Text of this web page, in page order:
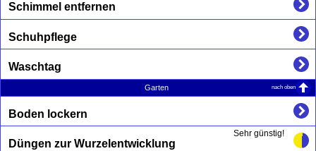
Schimmel entfernen
Schuhpflege
Waschtag
Garten nach oben
Boden lockern
Sehr günstig!
Düngen zur Wurzelentwicklung